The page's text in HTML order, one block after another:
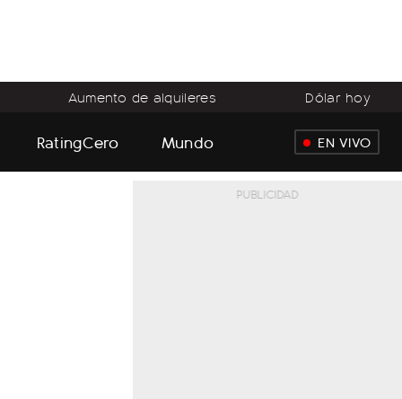
Aumento de alquileres Dólar hoy
RatingCero Mundo EN VIVO